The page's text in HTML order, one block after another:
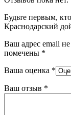
Будьте первым,
Краснодарский
Ваш адрес email
помечены *
Ваша оценка *
Ваш отзыв *